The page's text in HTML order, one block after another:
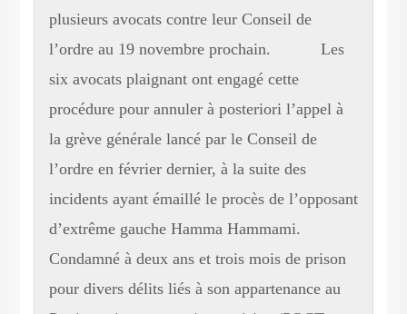
plusieurs avocats contre leur Conseil de
l’ordre au 19 novembre prochain. Les
six avocats plaignant ont engagé cette
procédure pour annuler à posteriori l’appel à
la grève générale lancé par le Conseil de
l’ordre en février dernier, à la suite des
incidents ayant émaillé le procès de l’opposant
d’extrême gauche Hamma Hammami.
Condamné à deux ans et trois mois de prison
pour divers délits liés à son appartenance au